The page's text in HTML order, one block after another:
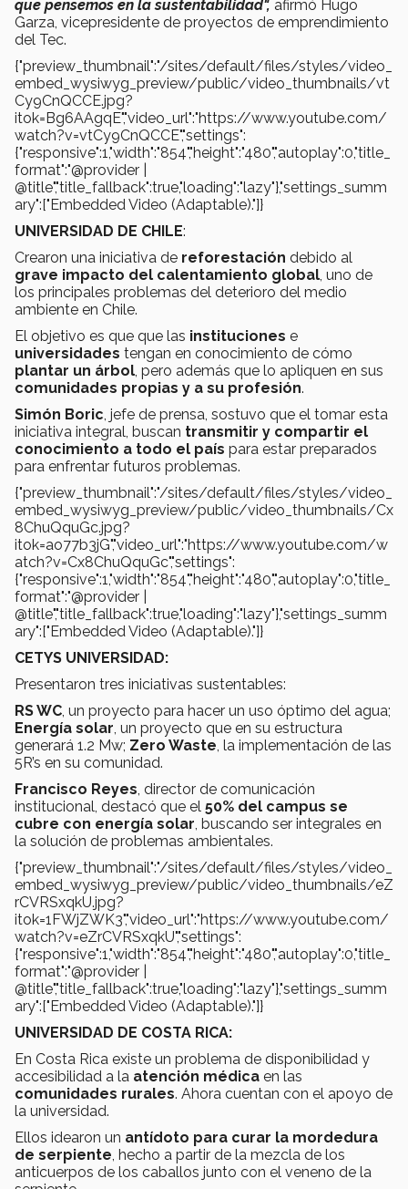
que pensemos en la sustentabilidad", afirmó Hugo
Garza, vicepresidente de proyectos de emprendimiento
del Tec.
{"preview_thumbnail":"/sites/default/files/styles/video_
embed_wysiwyg_preview/public/video_thumbnails/vt
Cy9CnQCCE.jpg?
itok=Bg6AAgqE","video_url":"https://www.youtube.com/
watch?v=vtCy9CnQCCE","settings":
{"responsive":1,"width":"854","height":"480","autoplay":0,"title_
format":"@provider |
@title","title_fallback":true,"loading":"lazy"},"settings_summ
ary":["Embedded Video (Adaptable)."]}
UNIVERSIDAD DE CHILE:
Crearon una iniciativa de reforestación debido al
grave impacto del calentamiento global , uno de
los principales problemas del deterioro del medio
ambiente en Chile.
El objetivo es que que las instituciones e
universidades tengan en conocimiento de cómo
plantar un árbol , pero además que lo apliquen en sus
comunidades propias y a su profesión.
Simón Boric , jefe de prensa, sostuvo que el tomar esta
iniciativa integral, buscan transmitir y compartir el
conocimiento a todo el país para estar preparados
para enfrentar futuros problemas.
{"preview_thumbnail":"/sites/default/files/styles/video_
embed_wysiwyg_preview/public/video_thumbnails/Cx
8ChuQquGc.jpg?
itok=ao77b3jG","video_url":"https://www.youtube.com/w
atch?v=Cx8ChuQquGc","settings":
{"responsive":1,"width":"854","height":"480","autoplay":0,"title_
format":"@provider |
@title","title_fallback":true,"loading":"lazy"},"settings_summ
ary":["Embedded Video (Adaptable)."]}
CETYS UNIVERSIDAD:
Presentaron tres iniciativas sustentables:
RS WC , un proyecto para hacer un uso óptimo del agua;
Energía solar , un proyecto que en su estructura
generará 1.2 Mw; Zero Waste , la implementación de las
5R’s en su comunidad.
Francisco Reyes , director de comunicación
institucional, destacó que el 50% del campus se
cubre con energía solar , buscando ser integrales en
la solución de problemas ambientales.
{"preview_thumbnail":"/sites/default/files/styles/video_
embed_wysiwyg_preview/public/video_thumbnails/eZ
rCVRSxqkU.jpg?
itok=1FWjZWK3","video_url":"https://www.youtube.com/
watch?v=eZrCVRSxqkU","settings":
{"responsive":1,"width":"854","height":"480","autoplay":0,"title_
format":"@provider |
@title","title_fallback":true,"loading":"lazy"},"settings_summ
ary":["Embedded Video (Adaptable)."]}
UNIVERSIDAD DE COSTA RICA:
En Costa Rica existe un problema de disponibilidad y
accesibilidad a la atención médica en las
comunidades rurales. Ahora cuentan con el apoyo de
la universidad.
Ellos idearon un antídoto para curar la mordedura
de serpiente , hecho a partir de la mezcla de los
anticuerpos de los caballos junto con el veneno de la